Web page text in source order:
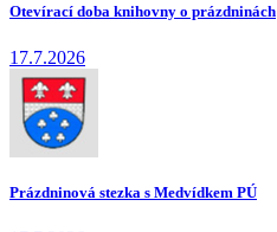
Otevírací doba knihovny o prázdninách
17.7.2026
Prázdninová stezka s Medvídkem PÚ